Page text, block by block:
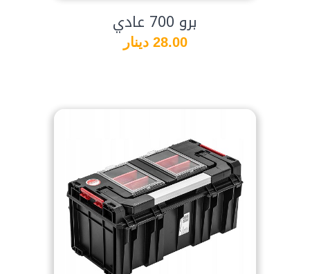
برو 700 عادي
28.00 دينار